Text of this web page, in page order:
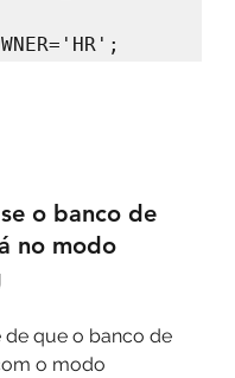
o banco de
no modo
de que o banco de
o modo